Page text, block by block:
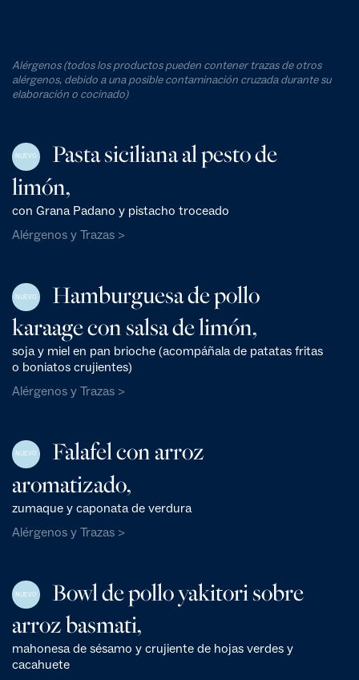
Alérgenos (todos los productos pueden contener trazas de otros
alérgenos, debido a una posible contaminación cruzada durante su
elaboración o cocinado)
NUEVO
Pasta siciliana al pesto de
limón,
con Grana Padano y pistacho troceado
Alérgenos y Trazas >
NUEVO
Hamburguesa de pollo
karaage con salsa de limón,
soja y miel en pan brioche (acompáñala de patatas fritas
o boniatos crujientes)
Alérgenos y Trazas >
NUEVO
Falafel con arroz
aromatizado,
zumaque y caponata de verdura
Alérgenos y Trazas >
NUEVO
Bowl de pollo yakitori sobre
arroz basmati,
mahonesa de sésamo y crujiente de hojas verdes y
cacahuete